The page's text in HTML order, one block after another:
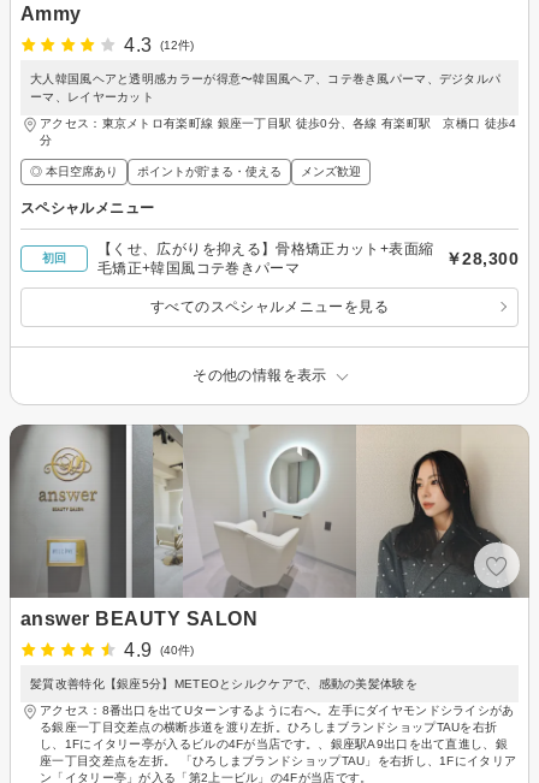
Ammy
4.3
(12件)
大人韓国風ヘアと透明感カラーが得意〜韓国風ヘア、コテ巻き風パーマ、デジタルパ
ーマ、レイヤーカット
アクセス：東京メトロ有楽町線 銀座一丁目駅 徒歩0分、各線 有楽町駅 京橋口 徒歩4
分
◎ 本日空席あり ポイントが貯まる・使える メンズ歓迎
スペシャルメニュー
初回
【くせ、広がりを抑える】骨格矯正カット+表面縮
毛矯正+韓国風コテ巻きパーマ
￥28,300
すべてのスペシャルメニューを見る
その他の情報を表示
answer BEAUTY SALON
4.9
(40件)
髪質改善特化【銀座5分】METEOとシルクケアで、感動の美髪体験を
アクセス：8番出口を出てUターンするように右へ。左手にダイヤモンドシライシがあ
る銀座一丁目交差点の横断歩道を渡り左折。ひろしまブランドショップTAUを右折
し、1Fにイタリー亭が入るビルの4Fが当店です。、銀座駅A9出口を出て直進し、銀
座一丁目交差点を左折。 「ひろしまブランドショップTAU」を右折し、1Fにイタリア
ン「イタリー亭」が入る「第2上一ビル」の4Fが当店です。